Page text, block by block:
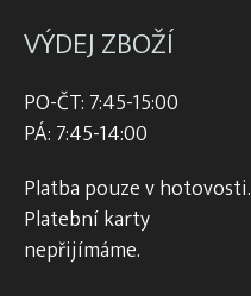
VÝDEJ ZBOŽÍ
PO-ČT: 7:45-15:00
PÁ: 7:45-14:00
Platba pouze v hotovosti.
Platební karty
nepřijímáme.